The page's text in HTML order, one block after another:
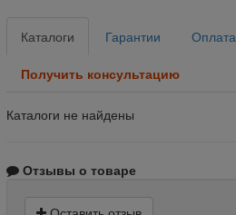
Каталоги Гарантии Оплата
Получить консультацию
Каталоги не найдены
Отзывы о товаре